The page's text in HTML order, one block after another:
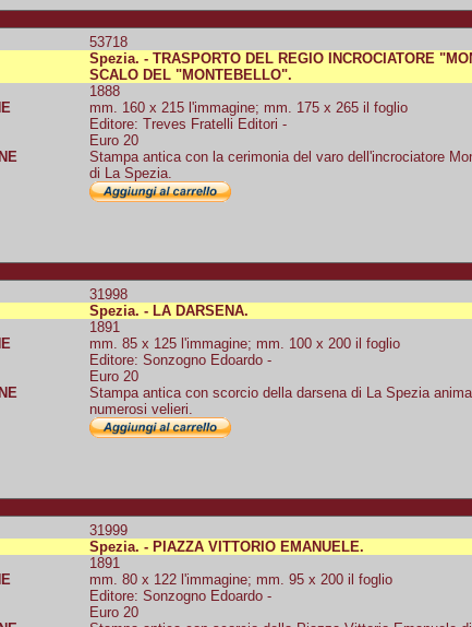
53718
Spezia. - TRASPORTO DEL REGIO INCROCIATORE
SCALO DEL "MONTEBELLO".
1888
mm. 160 x 215 l'immagine; mm. 175 x 265 il foglio
Editore: Treves Fratelli Editori -
Euro 20
Stampa antica con la cerimonia del varo dell'incrociatore
di La Spezia.
31998
Spezia. - LA DARSENA.
1891
mm. 85 x 125 l'immagine; mm. 100 x 200 il foglio
Editore: Sonzogno Edoardo -
Euro 20
Stampa antica con scorcio della darsena di La Spezia
numerosi velieri.
31999
Spezia. - PIAZZA VITTORIO EMANUELE.
1891
mm. 80 x 122 l'immagine; mm. 95 x 200 il foglio
Editore: Sonzogno Edoardo -
Euro 20